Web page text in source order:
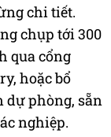
chi tiết.
chụp tới 300
qua cổng
hoặc bổ
dự phòng, sẵn
nghiệp.